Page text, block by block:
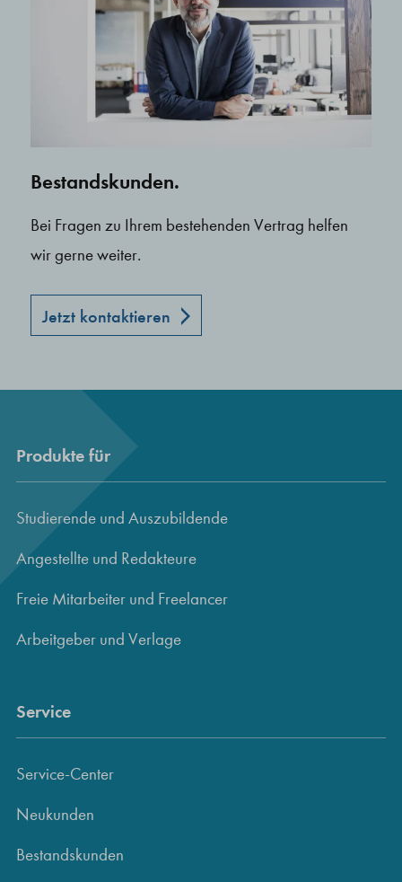
Bestandskunden.
Bei Fragen zu Ihrem bestehenden Vertrag helfen
wir gerne weiter.
Jetzt kontaktieren
Produkte für
Studierende und Auszubildende
Angestellte und Redakteure
Freie Mitarbeiter und Freelancer
Arbeitgeber und Verlage
Service
Service-Center
Neukunden
Bestandskunden